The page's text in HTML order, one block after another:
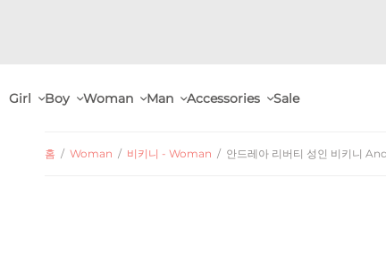
Girl Boy Woman Man Accessories Sale
홈 / Woman / 비키니 - Woman / 안드레아 리버티 성인 비키니